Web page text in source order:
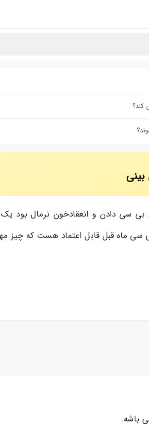
کند؟
دادن و انعقادخون نرمال بود یک
سی ماه قبل قابل اعتماد هست که
باشه.